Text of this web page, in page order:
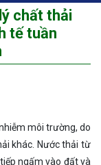
chất thải
tế tuần
môi trường, do
khác. Nước thải từ
ngấm vào đất và